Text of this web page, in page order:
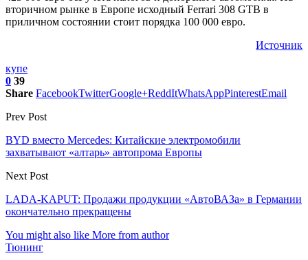
вторичном рынке в Европе исходный Ferrari 308 GTB в
приличном состоянии стоит порядка 100 000 евро.
Источник
купе
0 39
Share FacebookTwitterGoogle+ReddItWhatsAppPinterestEmail
Prev Post
BYD вместо Mercedes: Китайские электромобили
захватывают «алтарь» автопрома Европы
Next Post
LADA-KAPUT: Продажи продукции «АвтоВАЗа» в Германии
окончательно прекращены
You might also like More from author
Тюнинг